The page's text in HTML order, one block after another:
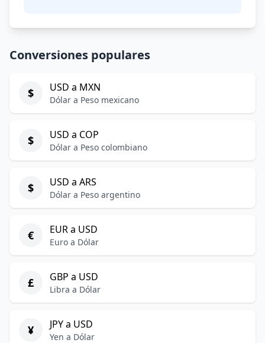
Conversiones populares
$ USD a MXN
Dólar a Peso mexicano
$ USD a COP
Dólar a Peso colombiano
$ USD a ARS
Dólar a Peso argentino
€ EUR a USD
Euro a Dólar
£ GBP a USD
Libra a Dólar
¥ JPY a USD
Yen a Dólar